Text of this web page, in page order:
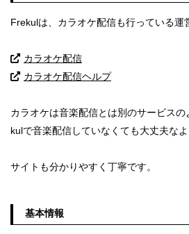
Frekulは、カラオケ配信も行っている運
カラオケ配信
カラオケ配信ヘルプ
カラオケは音楽配信とは別のサービス
kulで音楽配信していなくても大丈夫なよ
サイトも分かりやすく丁寧です。
基本情報